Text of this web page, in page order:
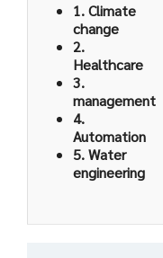
1. Climate
change
2.
Healthcare
3.
management
4.
Automation
5. Water
engineering